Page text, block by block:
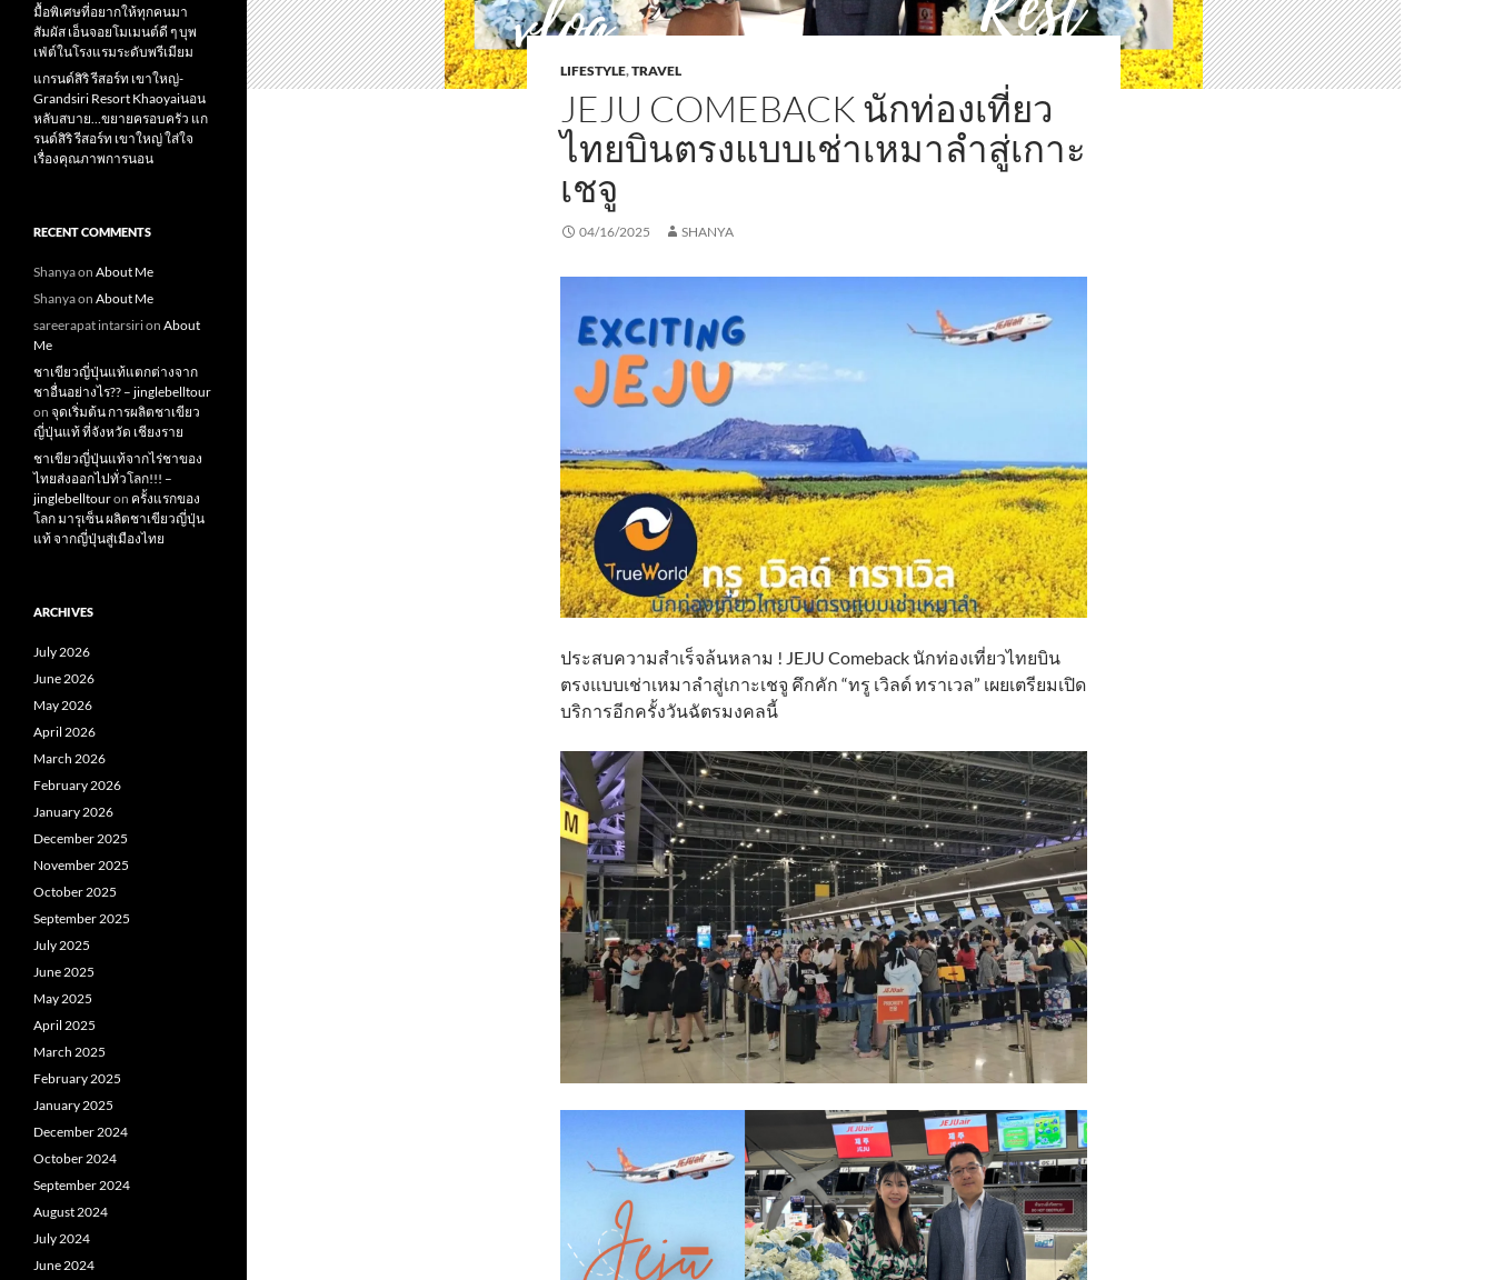
LIFESTYLE,TRAVEL
JEJU COMEBACK นักท่องเที่ยว
ไทยบินตรงแบบเช่าเหมาลำสู่เกาะ
เชจู
04/16/2025 SHANYA
ประสบความสำเร็จล้นหลาม ! JEJU Comeback นักท่องเที่ยวไทยบิน
ตรงแบบเช่าเหมาลำสู่เกาะเชจู คึกคัก “ทรู เวิลด์ ทราเวล” เผยเตรียมเปิด
บริการอีกครั้งวันฉัตรมงคลนี้
มื้อพิเศษที่อยากให้ทุกคนมา
สัมผัส เอ็นจอยโมเมนต์ดี ๆ บุพ
เฟ่ต์ในโรงแรมระดับพรีเมียม
แกรนด์สิริ​ รีสอร์ท​ เขาใหญ่​-
Grandsiri​ Resort​ Khaoyaiนอน
หลับสบาย…ขยายครอบครัว แก
รนด์สิริ รีสอร์ท เขาใหญ่ ใส่ใจ
เรื่องคุณภาพการนอน
RECENT COMMENTS
Shanyaon About Me
Shanyaon About Me
sareerapat intarsirion About
Me
ชาเขียวญี่ปุ่นแท้แตกต่างจาก
ชาอื่นอย่างไร?? – jinglebelltour
on จุดเริ่มต้น การผลิตชาเขียว
ญี่ปุ่นแท้ ที่จังหวัด เชียงราย
ชาเขียวญี่ปุ่นแท้จากไร่ชาของ
ไทยส่งออกไปทั่วโลก!!! –
jinglebelltouron ครั้งแรกของ
โลก มารุเซ็น ผลิตชาเขียวญี่ปุ่น
แท้ จากญี่ปุ่นสู่เมืองไทย
ARCHIVES
July 2026
June 2026
May 2026
April 2026
March 2026
February 2026
January 2026
December 2025
November 2025
October 2025
September 2025
July 2025
June 2025
May 2025
April 2025
March 2025
February 2025
January 2025
December 2024
October 2024
September 2024
August 2024
July 2024
June 2024